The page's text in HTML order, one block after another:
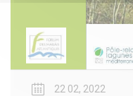
22 02, 2022